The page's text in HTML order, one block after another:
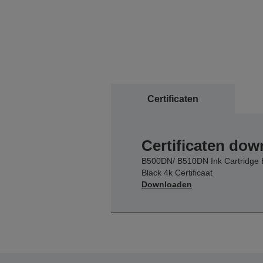
Certificaten
Certificaten
B500DN/ B510DN Ink Cartridge
Black 4k Certificaat
Downloaden